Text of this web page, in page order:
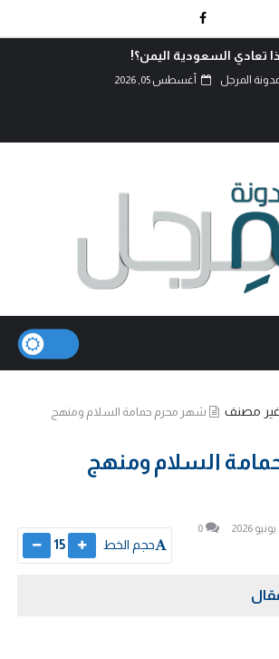
تعادي السعودية اليمن؟!
المرجل أغسطس 05, 2026
غير مصنف
شهر محرم حمامة السلام ومنهج
السلام ومنهج
0
حجم الخط 15